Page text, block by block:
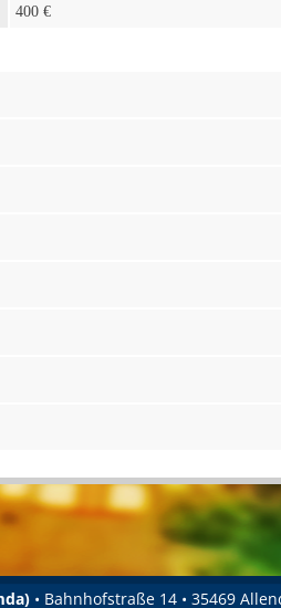
400 €
• Bahnhofstraße 14 • 35469